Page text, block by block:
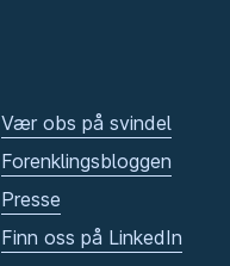
Vær obs på svindel
Forenklingsbloggen
Presse
Finn oss på LinkedIn